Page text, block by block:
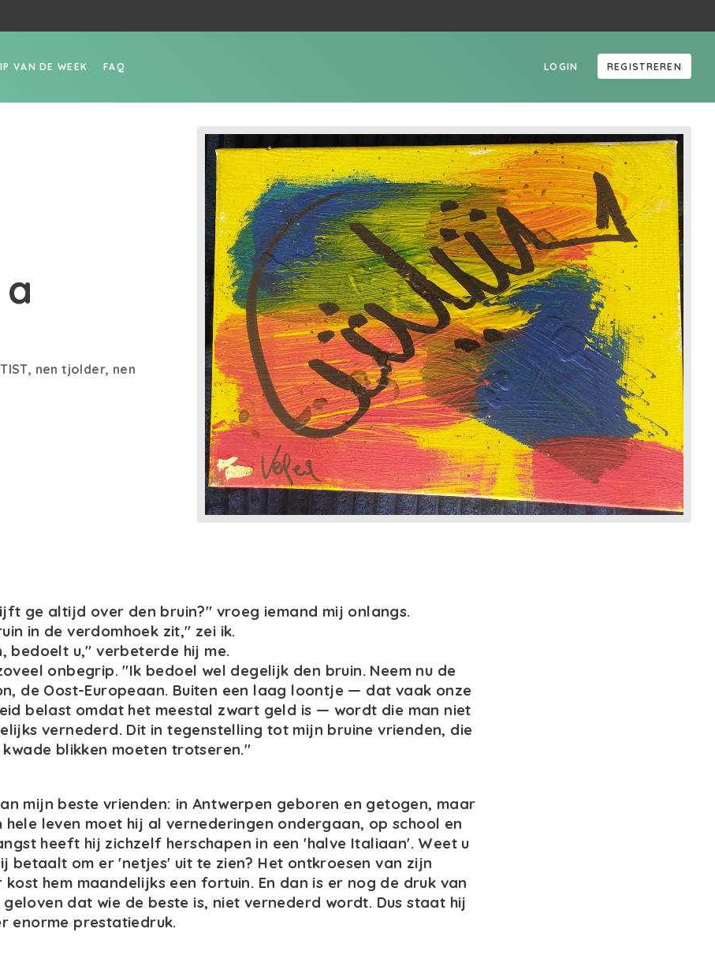
VAN DE WEEK FAQ LOGIN REGISTREREN
nen tjolder, nen
ge altijd over den bruin?" vroeg iemand mij onlangs.
in de verdomhoek zit," zei ik.
bedoelt u," verbeterde hij me.
onbegrip. "Ik bedoel wel degelijk den bruin. Neem nu de
de Oost-Europeaan. Buiten een laag loontje — dat vaak onze
belast omdat het meestal zwart geld is — wordt die man niet
vernederd. Dit in tegenstelling tot mijn bruine vrienden, die
blikken moeten trotseren."
mijn beste vrienden: in Antwerpen geboren en getogen, maar
hele leven moet hij al vernederingen ondergaan, op school en
heeft hij zichzelf herschapen in een 'halve Italiaan'. Weet u
betaalt om er 'netjes' uit te zien? Het ontkroesen van zijn
hem maandelijks een fortuin. En dan is er nog de druk van
dat wie de beste is, niet vernederd wordt. Dus staat hij
enorme prestatiedruk.